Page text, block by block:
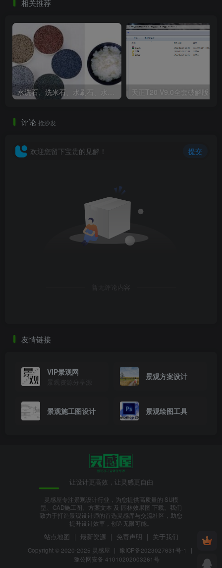
相关推荐
评论 抢沙发
欢迎您留下宝贵的见解！ 提交
暂无评论内容
友情链接
VIP景观网
景观资源分享源
景观方案设计
景观施工图设计 景观绘图工具
让设计更高效，让灵感更自由
灵感屋专注景观设计行业，为您提供高质量的 SU模
型、CAD施工图、方案文本 及 园林效果图 下载。我们
致力于打造景观设计师的首选灵感库与交流社区，助您
提升设计效率，创造无限可能。
站点地图 | 最新资源 | 免责声明 | 关于我们
Copyright © 2020-2025 灵感屋 | 豫ICP备2023027631号-1
|
豫公网安备 41010202003261号